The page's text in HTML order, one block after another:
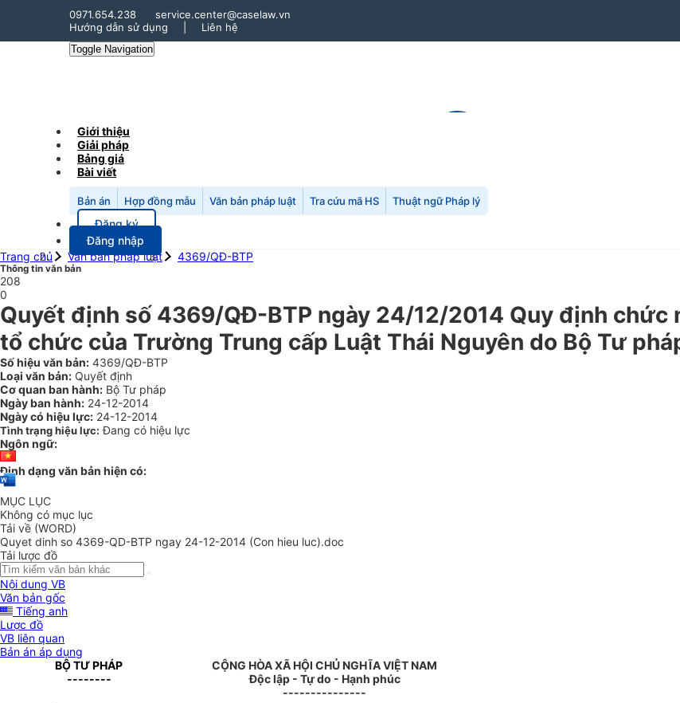
0971.654.238
service.center@caselaw.vn
Hướng dẫn sử dụng
Liên hệ
Toggle Navigation
Giới thiệu
Giải pháp
Bảng giá
Bài viết
Bản án Hợp đồng mẫu Văn bản pháp luật Tra cứu mã HS Thuật ngữ Pháp lý
Đăng ký
Đăng nhập
Trang chủ
Văn bản pháp luật 4369/QĐ-BTP
Thông tin văn bản
208
0
Quyết định số 4369/QĐ-BTP ngày 24/12/2014 Quy định chức
tổ chức của Trường Trung cấp Luật Thái Nguyên do Bộ Tư
Số hiệu văn bản: 4369/QĐ-BTP
Loại văn bản: Quyết định
Cơ quan ban hành: Bộ Tư pháp
Ngày ban hành: 24-12-2014
Ngày có hiệu lực: 24-12-2014
Tình trạng hiệu lực: Đang có hiệu lực
Ngôn ngữ:
Định dạng văn bản hiện có:
MỤC LỤC
Không có mục lục
Tải về (WORD)
Quyet dinh so 4369-QD-BTP ngay 24-12-2014 (Con hieu luc).doc
Tải lược đồ
Nội dung VB
Văn bản gốc
Tiếng anh
Lược đồ
VB liên quan
Bản án áp dụng
BỘ TƯ PHÁP
--------
CỘNG HÒA XÃ HỘI CHỦ NGHĨA VIỆT NAM
Độc lập - Tự do - Hạnh phúc
---------------